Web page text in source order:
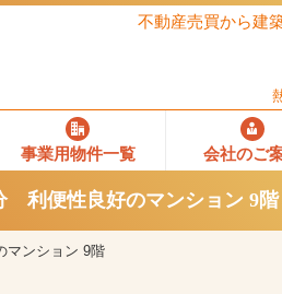
不動産売買から建
事業用物件一覧 会社のご
利便性良好のマンション 9階
マンション 9階